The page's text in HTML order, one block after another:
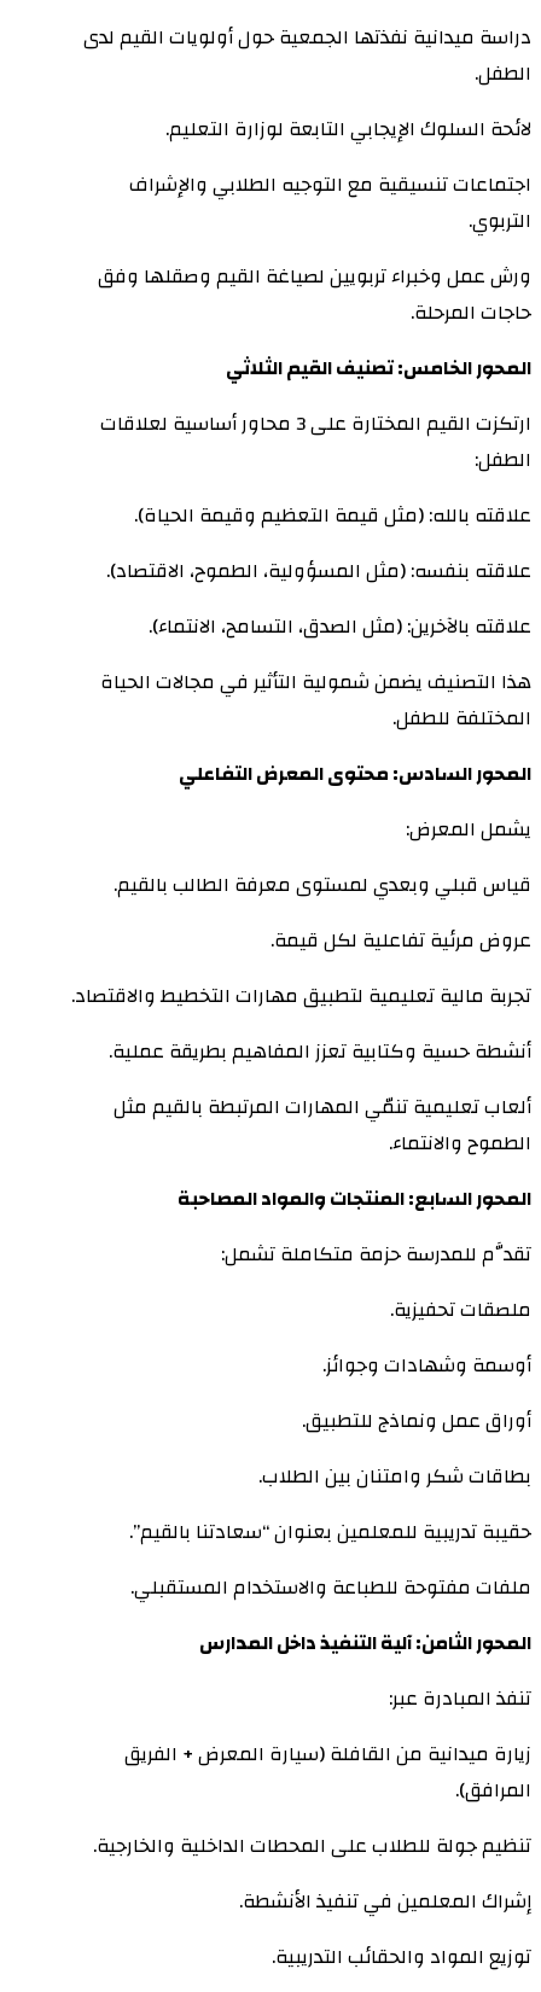
دراسة ميدانية نفذتها الجمعية حول أولويات القيم لدى
الطفل.
لائحة السلوك الإيجابي التابعة لوزارة التعليم.
اجتماعات تنسيقية مع التوجيه الطلابي والإشراف
التربوي.
ورش عمل وخبراء تربويين لصياغة القيم وصقلها وفق
حاجات المرحلة.
المحور الخامس: تصنيف القيم الثلاثي
ارتكزت القيم المختارة على 3 محاور أساسية لعلاقات
الطفل:
علاقته بالله: (مثل قيمة التعظيم وقيمة الحياة).
علاقته بنفسه: (مثل المسؤولية، الطموح، الاقتصاد).
علاقته بالآخرين: (مثل الصدق، التسامح، الانتماء).
هذا التصنيف يضمن شمولية التأثير في مجالات الحياة
المختلفة للطفل.
المحور السادس: محتوى المعرض التفاعلي
يشمل المعرض:
قياس قبلي وبعدي لمستوى معرفة الطالب بالقيم.
عروض مرئية تفاعلية لكل قيمة.
تجربة مالية تعليمية لتطبيق مهارات التخطيط والاقتصاد.
أنشطة حسية وكتابية تعزز المفاهيم بطريقة عملية.
ألعاب تعليمية تنمّي المهارات المرتبطة بالقيم مثل
الطموح والانتماء.
المحور السابع: المنتجات والمواد المصاحبة
تقدَّم للمدرسة حزمة متكاملة تشمل:
ملصقات تحفيزية.
أوسمة وشهادات وجوائز.
أوراق عمل ونماذج للتطبيق.
بطاقات شكر وامتنان بين الطلاب.
حقيبة تدريبية للمعلمين بعنوان “سعادتنا بالقيم”.
ملفات مفتوحة للطباعة والاستخدام المستقبلي.
المحور الثامن: آلية التنفيذ داخل المدارس
تنفذ المبادرة عبر:
زيارة ميدانية من القافلة (سيارة المعرض + الفريق
المرافق).
تنظيم جولة للطلاب على المحطات الداخلية والخارجية.
إشراك المعلمين في تنفيذ الأنشطة.
توزيع المواد والحقائب التدريبية.